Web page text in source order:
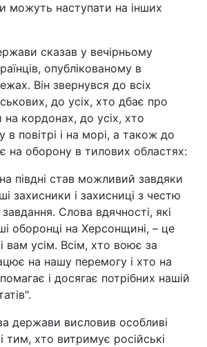
Світ
Наука
Інциденти
Туризм
Регіони
Статті
можуть наступати на інших
сказав у вечірньому
опублікованому в
Він звернувся до всіх
до усіх, хто дбає про
на кордонах, до усіх, хто
в повітрі і на морі, а також до
на оборону в тилових областях:
півдні став можливий завдяки
захисники і захисниці з честю
Слова вдячності, які
оборонці на Херсонщині, – це
вам усім. Всім, хто воює за
на нашу перемогу і хто на
і досягає потрібних нашій
держави висловив особливі
тим, хто витримує російські